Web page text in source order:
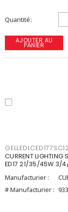
Quantité
AJOUTER AU
PANIER
CURRENT LIGHTING
ED17 21/35/45W 3/
Manufacturier :
# Manufacturier :